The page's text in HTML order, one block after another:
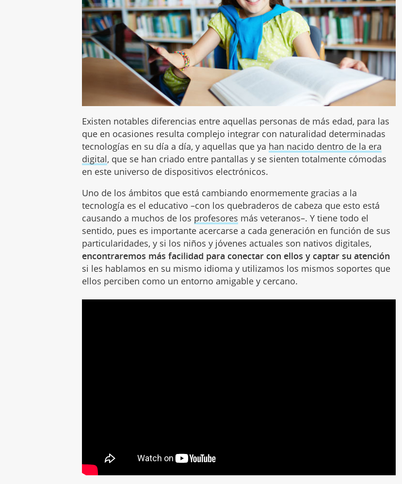
Existen notables diferencias entre aquellas personas de más edad, para las
que en ocasiones resulta complejo integrar con naturalidad determinadas
tecnologías en su día a día, y aquellas que ya han nacido dentro de la era
digital, que se han criado entre pantallas y se sienten totalmente cómodas
en este universo de dispositivos electrónicos.
Uno de los ámbitos que está cambiando enormemente gracias a la
tecnología es el educativo –con los quebraderos de cabeza que esto está
causando a muchos de los profesores más veteranos–. Y tiene todo el
sentido, pues es importante acercarse a cada generación en función de sus
particularidades, y si los niños y jóvenes actuales son nativos digitales,
encontraremos más facilidad para conectar con ellos y captar su atención
si les hablamos en su mismo idioma y utilizamos los mismos soportes que
ellos perciben como un entorno amigable y cercano.